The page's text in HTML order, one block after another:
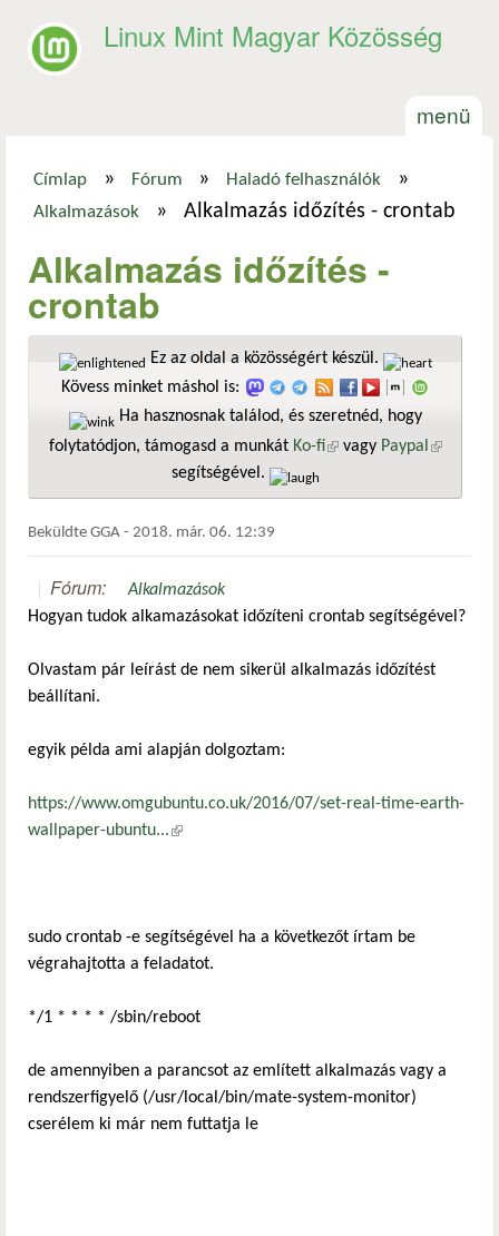
Linux Mint Magyar Közösség
menü
Jelenlegi hely
Címlap » Fórum » Haladó felhasználók »
Alkalmazások » Alkalmazás időzítés - crontab
Alkalmazás időzítés -
crontab
Ez az oldal a közösségért készül.
Kövess minket máshol is:
Ha hasznosnak találod, és szeretnéd, hogy
folytatódjon, támogasd a munkát Ko-fi(külső hivatkozás)
vagy Paypal
segítségével.
Beküldte GGA - 2018. már. 06. 12:39
Fórum:
Alkalmazások
Hogyan tudok alkamazásokat időzíteni crontab segítségével?
Olvastam pár leírást de nem sikerül alkalmazás időzítést
beállítani.
egyik példa ami alapján dolgoztam:
https://www.omgubuntu.co.uk/2016/07/set-real-time-earth-
wallpaper-ubuntu...(külső hivatkozás)
sudo crontab -e segítségével ha a következőt írtam be
végrahajtotta a feladatot.
*/1 * * * * /sbin/reboot
de amennyiben a parancsot az említett alkalmazás vagy a
rendszerfigyelő (/usr/local/bin/mate-system-monitor)
cserélem ki már nem futtatja le